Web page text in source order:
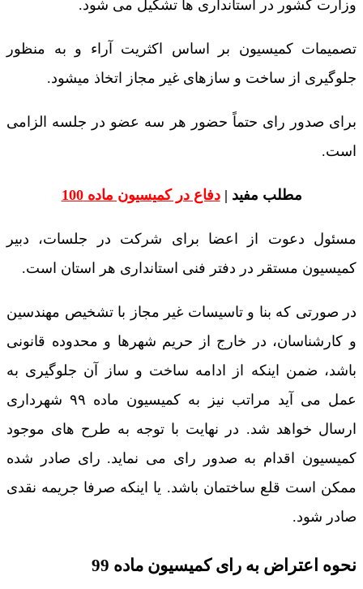
وزارت کشور در استانداری ها تشکیل می شود.
تصمیمات کمیسیون بر اساس اکثریت آراء و به منظور
جلوگیری از ساخت و سازهای غیر مجاز اتخاذ میشود.
برای صدور رای حتماً حضور هر سه عضو در جلسه الزامی
است.
مطلب مفید |دفاع در کمیسیون ماده 100
مسئول دعوت از اعضا برای شرکت در جلسات، دبیر
کمیسیون مستقر در دفتر فنی استانداری هر استان است.
در صورتی که بنا و تاسیسات غیر مجاز با تشخیص مهندسین
و کارشناسان، در خارج از حریم شهرها و محدوده قانونی
باشد، ضمن اینکه از ادامه ساخت و ساز آن جلوگیری به
عمل می آید مراتب نیز به کمیسیون ماده ۹۹ شهرداری
ارسال خواهد شد. در نهایت با توجه به طرح های موجود
کمیسیون اقدام به صدور رای می نماید. رای صادر شده
ممکن است قلع ساختمان باشد. یا اینکه صرفا جریمه نقدی
صادر شود.
نحوه اعتراض به رای کمیسیون ماده 99